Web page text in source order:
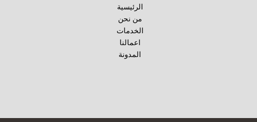
الرئيسية
من نحن
الخدمات
اعمالنا
المدونة